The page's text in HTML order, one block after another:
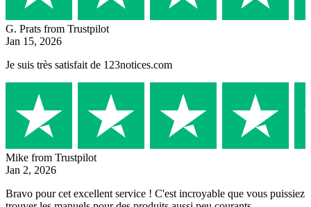
G. Prats from Trustpilot
Jan 15, 2026
Je suis très satisfait de 123notices.com
Mike from Trustpilot
Jan 2, 2026
Bravo pour cet excellent service ! C'est incroyable que vous puissiez